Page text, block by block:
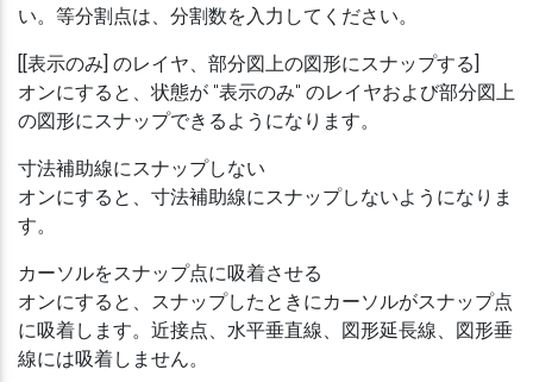
い。等分割点は、分割数を入力してください。
[[表示のみ] のレイヤ、部分図上の図形にスナップする]
オンにすると、状態が "表示のみ" のレイヤおよび部分図上
の図形にスナップできるようになります。
寸法補助線にスナップしない
オンにすると、寸法補助線にスナップしないようになりま
す。
カーソルをスナップ点に吸着させる
オンにすると、スナップしたときにカーソルがスナップ点
に吸着します。近接点、水平垂直線、図形延長線、図形垂
線には吸着しません。